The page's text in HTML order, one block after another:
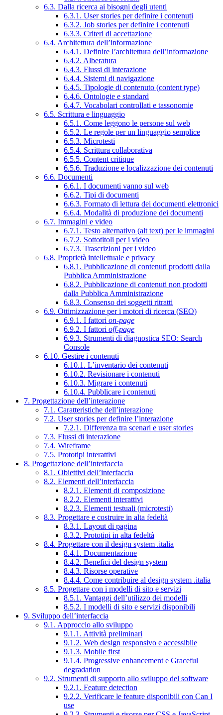
6.3. Dalla ricerca ai bisogni degli utenti
6.3.1. User stories per definire i contenuti
6.3.2. Job stories per definire i contenuti
6.3.3. Criteri di accettazione
6.4. Architettura dell’informazione
6.4.1. Definire l’architettura dell’informazione
6.4.2. Alberatura
6.4.3. Flussi di interazione
6.4.4. Sistemi di navigazione
6.4.5. Tipologie di contenuto (content type)
6.4.6. Ontologie e standard
6.4.7. Vocabolari controllati e tassonomie
6.5. Scrittura e linguaggio
6.5.1. Come leggono le persone sul web
6.5.2. Le regole per un linguaggio semplice
6.5.3. Microtesti
6.5.4. Scrittura collaborativa
6.5.5. Content critique
6.5.6. Traduzione e localizzazione dei contenuti
6.6. Documenti
6.6.1. I documenti vanno sul web
6.6.2. Tipi di documenti
6.6.3. Formato di lettura dei documenti elettronici
6.6.4. Modalità di produzione dei documenti
6.7. Immagini e video
6.7.1. Testo alternativo (alt text) per le immagini
6.7.2. Sottotitoli per i video
6.7.3. Trascrizioni per i video
6.8. Proprietà intellettuale e privacy
6.8.1. Pubblicazione di contenuti prodotti dalla
Pubblica Amministrazione
6.8.2. Pubblicazione di contenuti non prodotti
dalla Pubblica Amministrazione
6.8.3. Consenso dei soggetti ritratti
6.9. Ottimizzazione per i motori di ricerca (SEO)
6.9.1. I fattori on-page
6.9.2. I fattori off-page
6.9.3. Strumenti di diagnostica SEO: Search
Console
6.10. Gestire i contenuti
6.10.1. L’inventario dei contenuti
6.10.2. Revisionare i contenuti
6.10.3. Migrare i contenuti
6.10.4. Pubblicare i contenuti
7. Progettazione dell’interazione
7.1. Caratteristiche dell’interazione
7.2. User stories per definire l’interazione
7.2.1. Differenza tra scenari e user stories
7.3. Flussi di interazione
7.4. Wireframe
7.5. Prototipi interattivi
8. Progettazione dell’interfaccia
8.1. Obiettivi dell’interfaccia
8.2. Elementi dell’interfaccia
8.2.1. Elementi di composizione
8.2.2. Elementi interattivi
8.2.3. Elementi testuali (microtesti)
8.3. Progettare e costruire in alta fedeltà
8.3.1. Layout di pagina
8.3.2. Prototipi in alta fedeltà
8.4. Progettare con il design system .italia
8.4.1. Documentazione
8.4.2. Benefici del design system
8.4.3. Risorse operative
8.4.4. Come contribuire al design system .italia
8.5. Progettare con i modelli di sito e servizi
8.5.1. Vantaggi dell’utilizzo dei modelli
8.5.2. I modelli di sito e servizi disponibili
9. Sviluppo dell’interfaccia
9.1. Approccio allo sviluppo
9.1.1. Attività preliminari
9.1.2. Web design responsivo e accessibile
9.1.3. Mobile first
9.1.4. Progressive enhancement e Graceful
degradation
9.2. Strumenti di supporto allo sviluppo del software
9.2.1. Feature detection
9.2.2. Verificare le feature disponibili con Can I
use